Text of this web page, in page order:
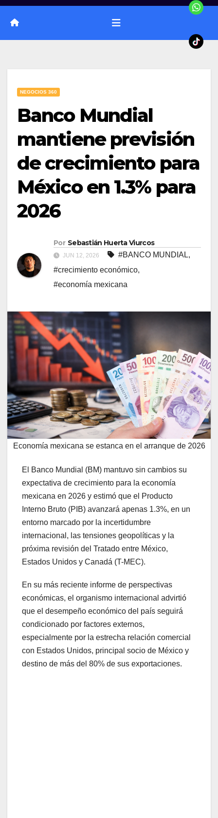
NEGOCIOS 360
Banco Mundial
mantiene previsión
de crecimiento para
México en 1.3% para
2026
Por Sebastián Huerta Viurcos
JUN 12, 2026 #BANCO MUNDIAL,
#crecimiento económico,
#economía mexicana
Economía mexicana se estanca en el arranque de 2026
El Banco Mundial (BM) mantuvo sin cambios su
expectativa de crecimiento para la economía
mexicana en 2026 y estimó que el Producto
Interno Bruto (PIB) avanzará apenas 1.3%, en un
entorno marcado por la incertidumbre
internacional, las tensiones geopolíticas y la
próxima revisión del Tratado entre México,
Estados Unidos y Canadá (T-MEC).
En su más reciente informe de perspectivas
económicas, el organismo internacional advirtió
que el desempeño económico del país seguirá
condicionado por factores externos,
especialmente por la estrecha relación comercial
con Estados Unidos, principal socio de México y
destino de más del 80% de sus exportaciones.